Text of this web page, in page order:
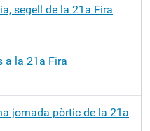
segell de la 21a Fira
a la 21a Fira
jornada pòrtic de la 21a